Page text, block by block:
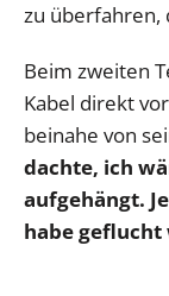
zu überfahren,
Beim zweiten
Kabel direkt
beinahe von
dachte, ich
aufgehängt.
habe geflucht